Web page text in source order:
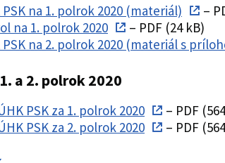
na 1. polrok 2020 (materiál)
–
na 1. polrok 2020
– PDF (24 kB)
na 2. polrok 2020 (materiál s
a 2. polrok 2020
PSK za 1. polrok 2020
– PDF
PSK za 2. polrok 2020
– PDF